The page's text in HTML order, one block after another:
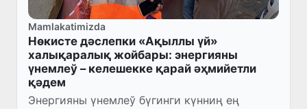
Mamlakatimizda
Нөкисте дәслепки «Ақыллы үй»
халықаралық жойбары: энергияны
үнемлеў – келешекке қарай әҳмийетли
қәдем
Энергияны үнемлеў бүгинги күнниң ең